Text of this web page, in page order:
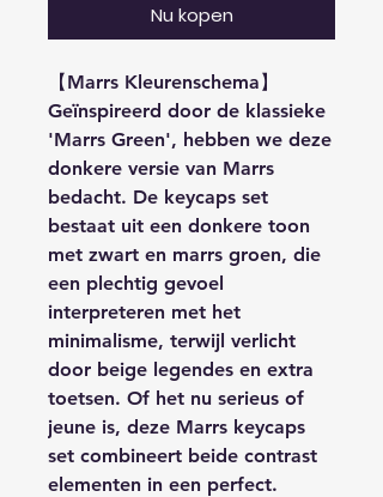
Nu kopen
【Marrs Kleurenschema】
Geïnspireerd door de klassieke
'Marrs Green', hebben we deze
donkere versie van Marrs
bedacht. De keycaps set
bestaat uit een donkere toon
met zwart en marrs groen, die
een plechtig gevoel
interpreteren met het
minimalisme, terwijl verlicht
door beige legendes en extra
toetsen. Of het nu serieus of
jeune is, deze Marrs keycaps
set combineert beide contrast
elementen in een perfect.